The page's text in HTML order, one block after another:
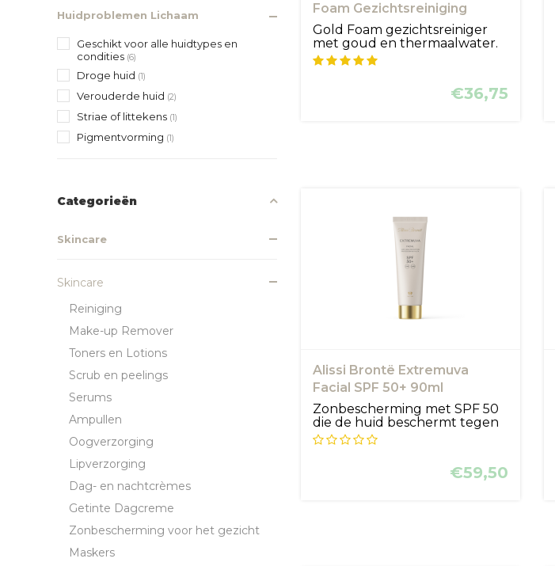
Huidproblemen Lichaam
Geschikt voor alle huidtypes en
condities (6)
Droge huid (1)
Verouderde huid (2)
Striae of littekens (1)
Pigmentvorming (1)
Categorieën
Skincare
Skincare
Reiniging
Make-up Remover
Toners en Lotions
Scrub en peelings
Serums
Ampullen
Oogverzorging
Lipverzorging
Dag- en nachtcrèmes
Getinte Dagcreme
Zonbescherming voor het gezicht
Maskers
Foam Gezichtsreiniging
Gold Foam gezichtsreiniger
met goud en thermaalwater.
Gold F...
€36,75
Alissi Brontë Extremuva
Facial SPF 50+ 90ml
Zonbescherming met SPF 50
die de huid beschermt tegen
zonnes...
€59,50